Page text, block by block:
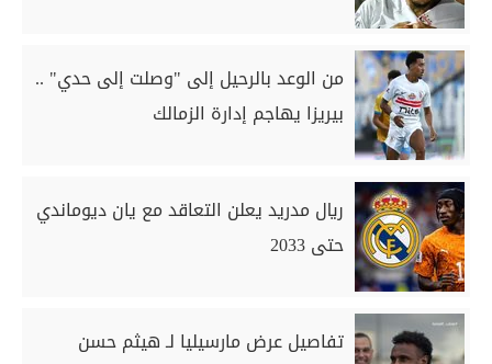
من الوعد بالرحيل إلى "وصلت إلى حدي" ..
بيريزا يهاجم إدارة الزمالك
ريال مدريد يعلن التعاقد مع يان ديوماندي
حتى 2033
تفاصيل عرض مارسيليا لـ هيثم حسن